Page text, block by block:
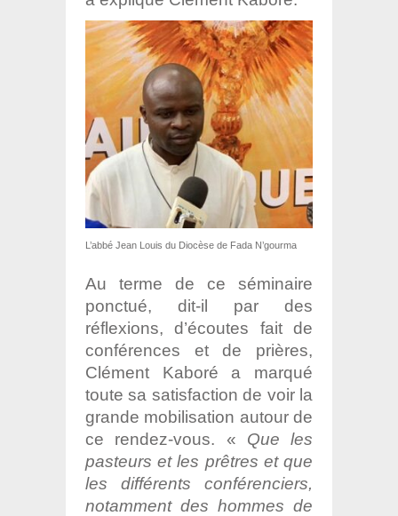
L’abbé Jean Louis du Diocèse de Fada N’gourma
Au terme de ce séminaire
ponctué, dit-il par des
réflexions, d’écoutes fait de
conférences et de prières,
Clément Kaboré a marqué
toute sa satisfaction de voir la
grande mobilisation autour de
ce rendez-vous. « Que les
pasteurs et les prêtres et que
les différents conférenciers,
notamment des hommes de